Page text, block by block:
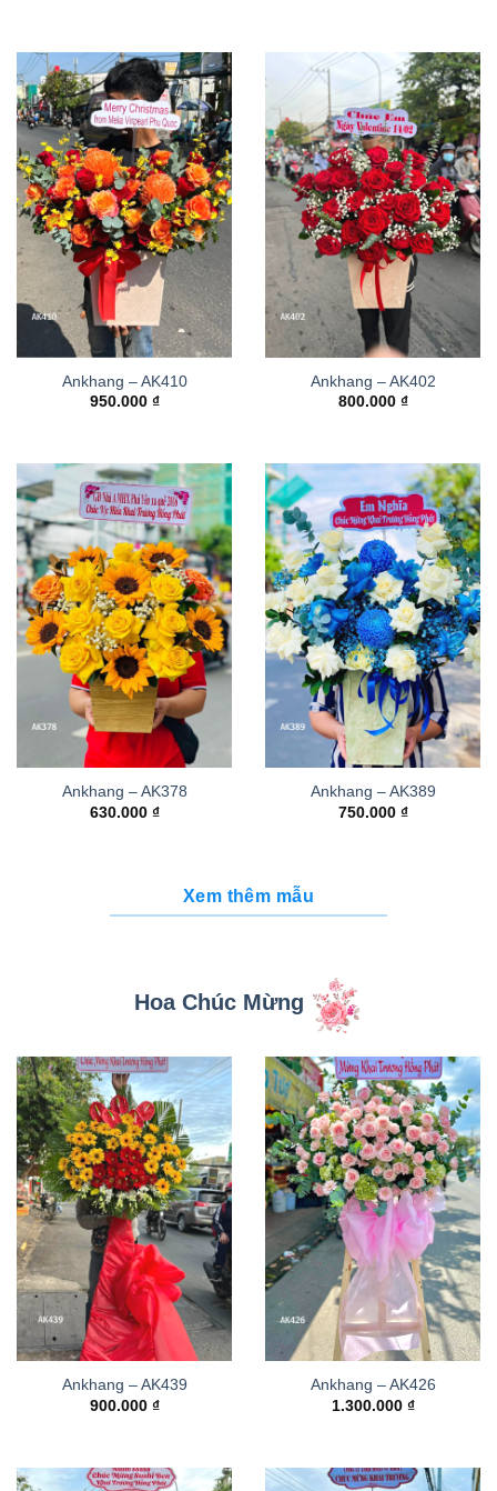
Ankhang – AK410
950.000 ₫
Ankhang – AK402
800.000 ₫
Ankhang – AK378
630.000 ₫
Ankhang – AK389
750.000 ₫
Xem thêm mẫu
Hoa Chúc Mừng
Ankhang – AK439
900.000 ₫
Ankhang – AK426
1.300.000 ₫